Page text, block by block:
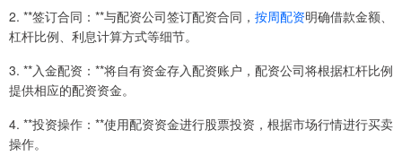
2. **签订合同：**与配资公司签订配资合同， 按周配资明确借款金额、
杠杆比例、利息计算方式等细节。
3. **入金配资：**将自有资金存入配资账户，配资公司将根据杠杆比例
提供相应的配资资金。
4. **投资操作：**使用配资资金进行股票投资，根据市场行情进行买卖
操作。